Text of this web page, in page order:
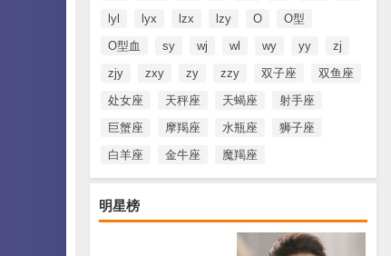
lyl
lyx lzx lzy O
O型
O型血
sy wj wl wy yy
zj
zjy
zxy zy zzy 双子座
双鱼座
处女座
天秤座 天蝎座
射手座
巨蟹座
摩羯座 水瓶座
狮子座
白羊座
金牛座 魔羯座
明星榜